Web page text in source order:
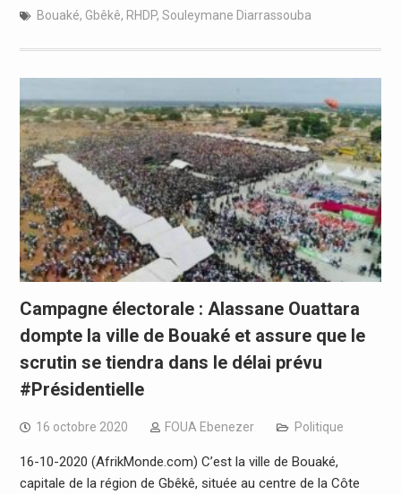
Bouaké, Gbêkê, RHDP, Souleymane Diarrassouba
Campagne électorale : Alassane Ouattara
dompte la ville de Bouaké et assure que le
scrutin se tiendra dans le délai prévu
#Présidentielle
16 octobre 2020 FOUA Ebenezer Politique
16-10-2020 (AfrikMonde.com) C’est la ville de Bouaké,
capitale de la région de Gbêkê, située au centre de la Côte